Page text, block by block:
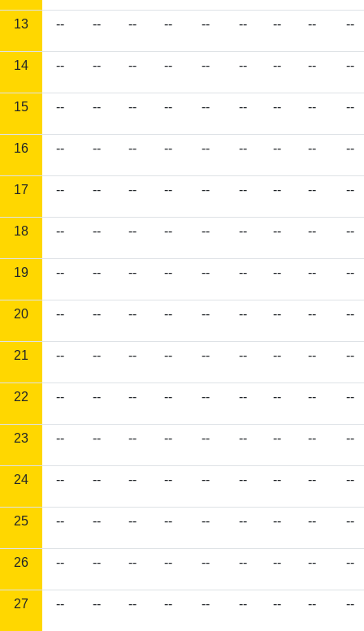
13 -- -- -- -- -- -- -- -- --
14 -- -- -- -- -- -- -- -- --
15 -- -- -- -- -- -- -- -- --
16 -- -- -- -- -- -- -- -- --
17 -- -- -- -- -- -- -- -- --
18 -- -- -- -- -- -- -- -- --
19 -- -- -- -- -- -- -- -- --
20 -- -- -- -- -- -- -- -- --
21 -- -- -- -- -- -- -- -- --
22 -- -- -- -- -- -- -- -- --
23 -- -- -- -- -- -- -- -- --
24 -- -- -- -- -- -- -- -- --
25 -- -- -- -- -- -- -- -- --
26 -- -- -- -- -- -- -- -- --
27 -- -- -- -- -- -- -- -- --